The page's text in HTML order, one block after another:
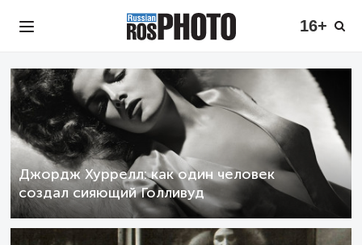
16+
Джордж Хуррелл: как один человек
создал сияющий Голливуд